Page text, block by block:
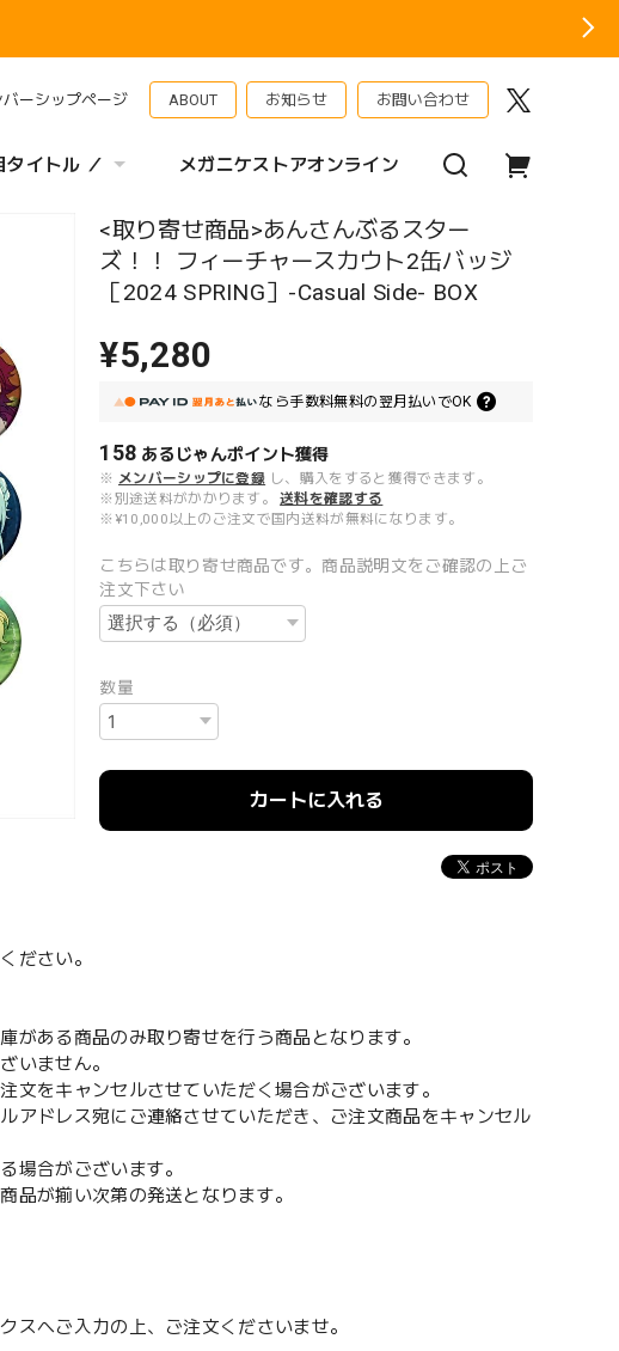
バーシップページ ABOUT お知らせ お問い合わせ
タイトル ／ メガニケストアオンライン
<取り寄せ商品>あんさんぶるスター
ズ！！ フィーチャースカウト2缶バッジ
［2024 SPRING］-Casual Side- BOX
¥5,280
なら手数料無料の 翌月払いでOK
158 あるじゃんポイント獲得
※ メンバーシップに登録 し、購入をすると獲得できます。
※別途送料がかかります。
送料を確認する
※¥10,000以上のご注文で国内送料が無料になります。
こちらは取り寄せ商品です。商品説明文をご確認の上ご
注文下さい
数量
カートに入れる
ださい。
がある商品のみ取り寄せを行う商品となります。
いません。
文をキャンセルさせていただく場合がございます。
ドレス宛にご連絡させていただき、ご注文商品をキャンセル
場合がございます。
品が揃い次第の発送となります。
スへご入力の上、ご注文くださいませ。